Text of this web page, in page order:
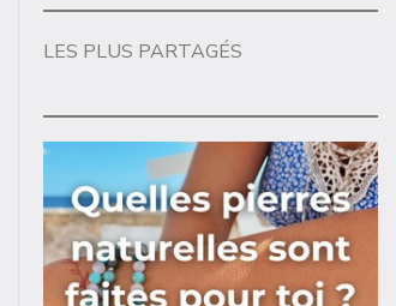
LES PLUS PARTAGÉS